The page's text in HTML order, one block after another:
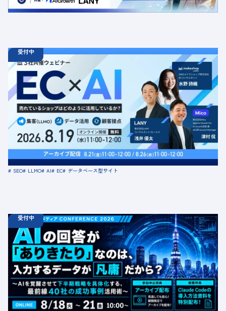
交流会 共催 AI LLMO デジタルマーケティング トレンド 採用イベント 広告
受付中
ウェビナー 08.19
11:00 - 12:00
水 11:00 - 12:00
【無料セミナー】EC × AI 売れているショップはどのよう
に活用しているか？ 「集客（LLMO）」「データ活用」
「顧客接点」
定員数：500名
金額：無料
場所：オンライン
SEO LLMO AI EC データベース型サイト
受付中
ウェビナー 08.18 火 10:00 -
08.21 金 16:00
【無料カンファレンス】AIの回答が「ありきたり」なの
は、入力するデータが凡庸だから？ 〜AIを覚醒させて下
半期戦略を具体化する、最前線40社の成功事例活用術〜
定員数：1000名
金額：無料